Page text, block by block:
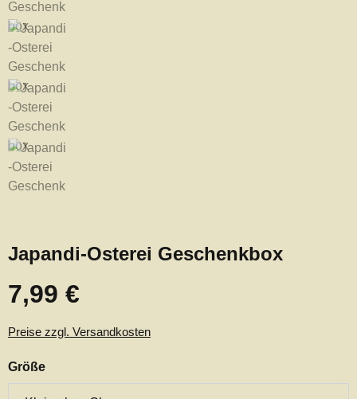
Japandi-Osterei Geschenkbox
Regulärer Preis:
7,99 €
Preise zzgl. Versandkosten
Größeauswählen